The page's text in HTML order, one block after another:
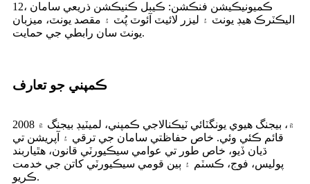
12، ڪميونيڪيشن فنڪشن: ڪيبل ڪنيڪشن ذريعي سامان
اليڪٽرڪ هيڊ يونٽ ۽ ليزر لائيٽ آئوٽ پُٽ ۽ مقصد يونٽ، ميزبان
يونٽ سان رابطي جي حمايت.
ڪمپني جو تعارف
2008 ۾، بيجنگ هيوي يونگٽائي ٽيڪنالاجي ڪمپني، لميٽيڊ بيجنگ ۾
قائم ڪئي وئي. خاص حفاظتي سامان جي ترقي ۽ آپريشن تي
ڌيان ڏيو، خاص طور تي عوامي سيڪيورٽي قانون، هٿياربند
پوليس، فوج، ڪسٽم ۽ ٻين قومي سيڪيورٽي کاتن جي خدمت
ڪريو.